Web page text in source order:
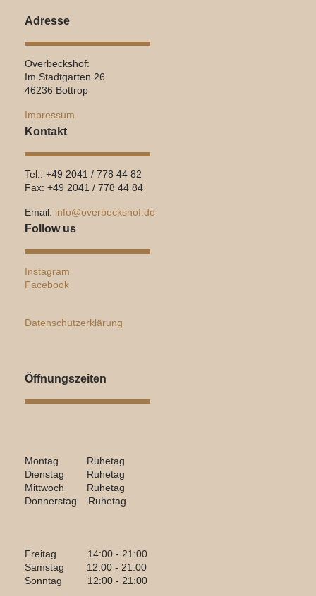
Adresse
Overbeckshof:
Im Stadtgarten 26
46236 Bottrop
Impressum
Kontakt
Tel.: +49 2041 / 778 44 82
Fax: +49 2041 / 778 44 84
Email: info@overbeckshof.de
Follow us
Instagram
Facebook
Datenschutzerklärung
Öffnungszeiten
Montag Ruhetag
Dienstag Ruhetag
Mittwoch Ruhetag
Donnerstag Ruhetag
Freitag 14:00 - 21:00
Samstag 12:00 - 21:00
Sonntag 12:00 - 21:00